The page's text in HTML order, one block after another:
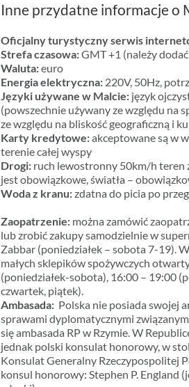
Inne przydatne informacje o
Oficjalny turystyczny serwis
Strefa czasowa:GMT +1 (należy
Waluta:euro
Energia elektryczna: 220V, 50Hz,
Języki używane w Malcie: język
(powszechnie używany ze względu na
ze względu na bliskość geograficzną i
Karty kredytowe:akceptowane są w
terenie całej wyspy
Drogi: ruch lewostronny 50km/h teren
jest obowiązkowe, światła –
Woda z kranu:zdatna do picia po
Zaopatrzenie: można zamówić
lub zrobić zakupy samodzielnie w
Zabbar (poniedziałek – sobota 7-19).
małych sklepików spożywczych
(poniedziałek-sobota), 16:00 – 19:00
czwartek, piątek).
Ambasada: Polska nie posiada swojej
sprawami dyplomatycznymi
się ambasada RP w Rzymie. W
jednak polski konsulat honorowy, w
Konsulat Generalny Rzeczypospolitej
konsul honorowy: Stephen P. England